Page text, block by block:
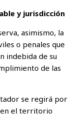
y jurisdicción
asimismo, la
o penales que
indebida de su
de las
se regirá por
en el territorio